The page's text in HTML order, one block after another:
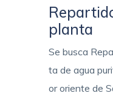
planta
Se busca
ta de agua
or oriente de